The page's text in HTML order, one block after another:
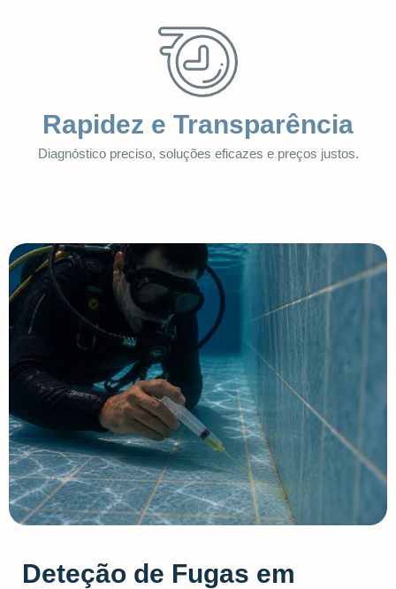
Rapidez e Transparência
Diagnóstico preciso, soluções eficazes e preços justos.
Deteção de Fugas em